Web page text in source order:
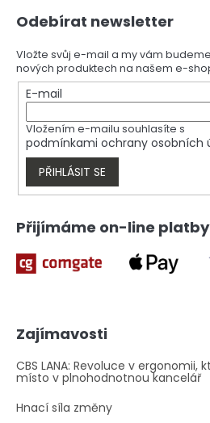
a
c
í
v
k
s
Odebírat newsletter
Vložte svůj e-mail a my vám
nových produktech na našem e-
E-mail
Vložením e-mailu souhlasíte s
podmínkami ochrany osobních
PŘIHLÁSIT SE
Přijímáme on-line platby
Zajímavosti
CBS LANA: Revoluce v ergonomii,
místo v plnohodnotnou kancelář
Hnací síla změny